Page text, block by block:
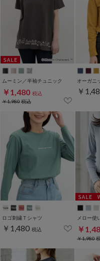
ムーミン／半袖チュニック
￥1,480 税込
￥1,980税込
オーガニ
￥
ロゴ刺繍Ｔシャツ
￥1,480 税込
メロー使
￥
￥1,980